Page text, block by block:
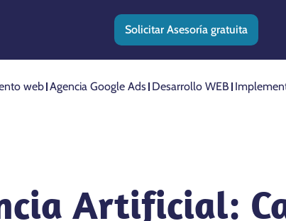
Solicitar Asesoría gratuita
web Agencia Google Ads Desarrollo WEB
Artificial: